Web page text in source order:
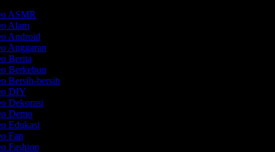
ASMR
Alam
Android
Anggaran
Berita
Berkebun
Bersih-bersih
DIY
Dekorasi
Demo
Edukasi
Fan
Fashion